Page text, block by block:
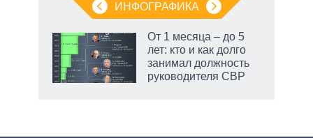
ИНФОГРАФИКА
От 1 месяца – до 5
лет: кто и как долго
занимал должность
руководителя СВР